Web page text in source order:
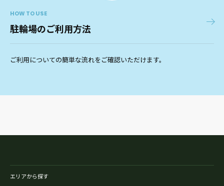
HOW TO USE
駐輪場のご利用方法
ご利用についての簡単な流れをご確認いただけます。
エリアから探す